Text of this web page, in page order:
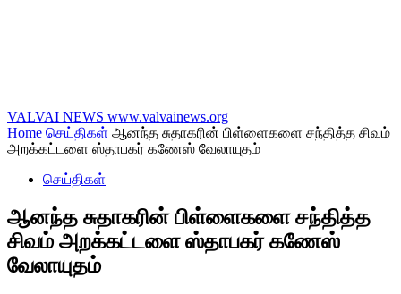
VALVAI NEWS www.valvainews.org
Home செய்திகள் ஆனந்த சுதாகரின் பிள்ளைகளை சந்தித்த சிவம்
அறக்கட்டளை ஸ்தாபகர் கணேஸ் வேலாயுதம்
செய்திகள்
ஆனந்த சுதாகரின் பிள்ளைகளை சந்தித்த
சிவம் அறக்கட்டளை ஸ்தாபகர் கணேஸ்
வேலாயுதம்